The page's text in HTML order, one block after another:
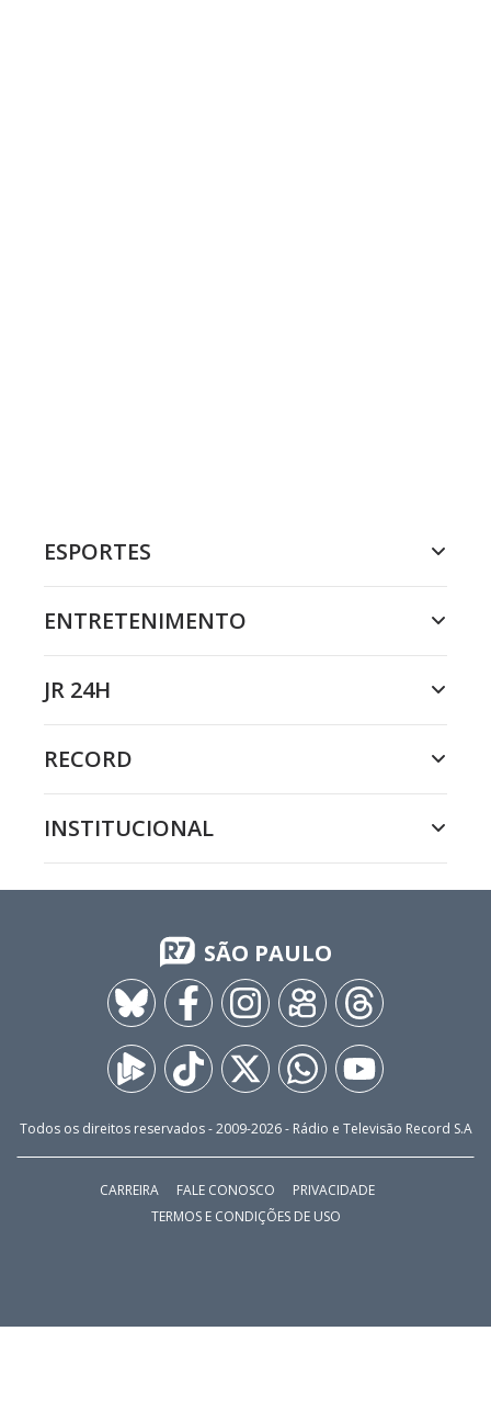
ESPORTES
ENTRETENIMENTO
JR 24H
RECORD
INSTITUCIONAL
SÃO PAULO
Todos os direitos reservados - 2009-2026- Rádio e Televisão Record S.A
CARREIRA FALE CONOSCO
PRIVACIDADE
TERMOS E CONDIÇÕES DE USO